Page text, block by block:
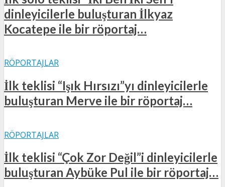
dinleyicilerle buluşturan İlkyaz
Kocatepe ile bir röportaj…
RÖPORTAJLAR
İlk teklisi “Işık Hırsızı”yı dinleyicilerle
buluşturan Merve ile bir röportaj…
RÖPORTAJLAR
İlk teklisi “Çok Zor Değil”i dinleyicilerle
buluşturan Aybüke Pul ile bir röportaj…